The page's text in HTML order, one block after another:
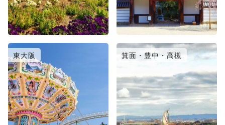
東大阪 箕面・豊中・高槻